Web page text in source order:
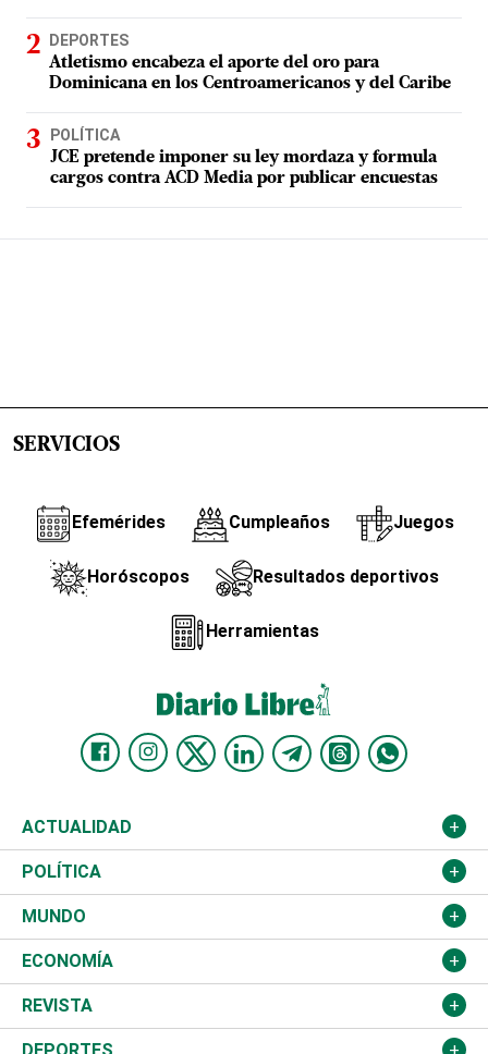
DEPORTES
Atletismo encabeza el aporte del oro para
Dominicana en los Centroamericanos y del Caribe
POLÍTICA
JCE pretende imponer su ley mordaza y formula
cargos contra ACD Media por publicar encuestas
SERVICIOS
Efemérides Cumpleaños Juegos
Horóscopos Resultados deportivos
Herramientas
ACTUALIDAD
Nacional
Ciudad
Educación
Salud
Justicia
POLÍTICA
Partidos
JCE
TSE
Congreso Nacional
MUNDO
Estados Unidos
América Latina
Haití
ECONOMÍA
Finanzas
Turismo
REVISTA